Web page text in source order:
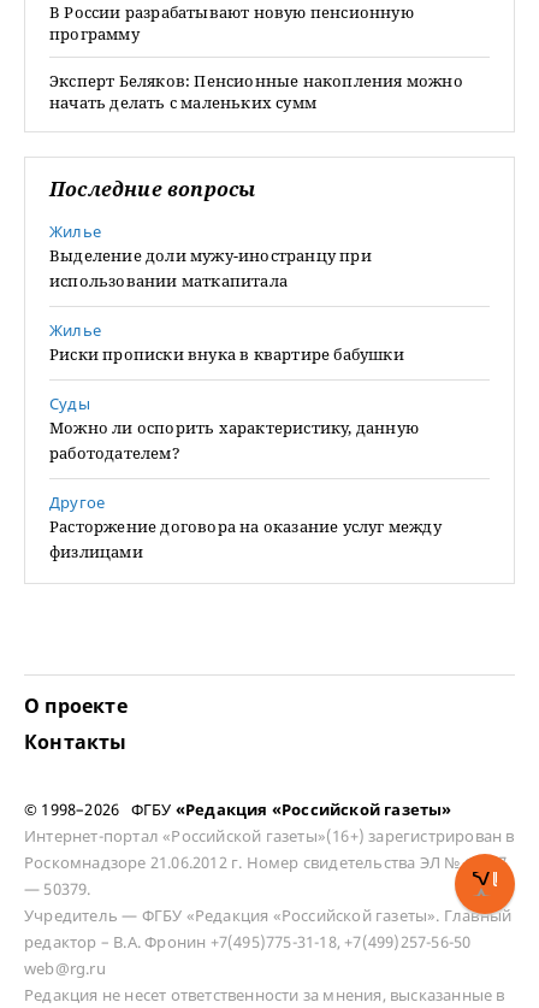
В России разрабатывают новую пенсионную
программу
Эксперт Беляков: Пенсионные накопления можно
начать делать с маленьких сумм
Последние вопросы
Жилье
Выделение доли мужу-иностранцу при
использовании маткапитала
Жилье
Риски прописки внука в квартире бабушки
Суды
Можно ли оспорить характеристику, данную
работодателем?
Другое
Расторжение договора на оказание услуг между
физлицами
О проекте
Контакты
© 1998–2026 ФГБУ «Редакция «Российской газеты»
Интернет-портал «Российской газеты»(16+) зарегистрирован в
Роскомнадзоре 21.06.2012 г. Номер свидетельства ЭЛ № ФС 77
— 50379.
Учредитель — ФГБУ «Редакция «Российской газеты». Главный
редактор – В.А. Фронин +7(495)775-31-18, +7(499)257-56-50
web@rg.ru
Редакция не несет ответственности за мнения, высказанные в